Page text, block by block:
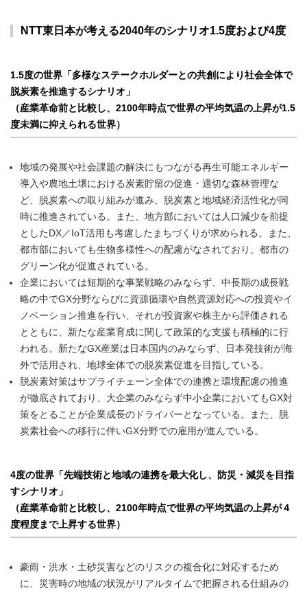
NTT東日本が考える2040年のシナリオ1.5度および4度
1.5度の世界「多様なステークホルダーとの共創により社会全体で
脱炭素を推進するシナリオ」
（産業革命前と比較し、2100年時点で世界の平均気温の上昇が1.5
度未満に抑えられる世界）
地域の発展や社会課題の解決にもつながる再生可能エネルギー
導入や農地土壌における炭素貯留の促進・適切な森林管理な
ど、脱炭素への取り組みが進み、脱炭素と地域経済活性化が同
時に推進されている。また、地方部においては人口減少を前提
としたDX／IoT活用も考慮したまちづくりが求められる。また、
都市部においても生物多様性への配慮がなされており、都市の
グリーン化が促進されている。
企業においては短期的な事業戦略のみならず、中長期の成長戦
略の中でGX分野ならびに資源循環や自然資源対応への投資やイ
ノベーション推進を行い、それが投資家や株主から評価される
とともに、新たな産業育成に関して政策的な支援も積極的に行
われる。新たなGX産業は日本国内のみならず、日本発技術が海
外で活用され、地球全体での脱炭素促進を目指している。
脱炭素対策はサプライチェーン全体での連携と環境配慮の推進
が徹底されており、大企業のみならず中小企業においてもGX対
策をとることが企業成長のドライバーとなっている。また、脱
炭素社会への移行に伴いGX分野での雇用が進んでいる。
4度の世界「先端技術と地域の連携を最大化し、防災・減災を目指
すシナリオ」
（産業革命前と比較し、2100年時点で世界の平均気温の上昇が４
度程度まで上昇する世界）
豪雨・洪水・土砂災害などのリスクの複合化に対応するため
に、災害時の地域の状況がリアルタイムで把握される仕組みの